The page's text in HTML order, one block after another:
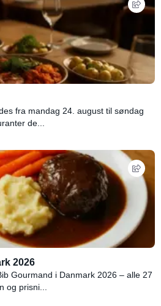
fra mandag 24. august til søndag
de...
2026
Gourmand i Danmark 2026 – alle 27
og prisni...